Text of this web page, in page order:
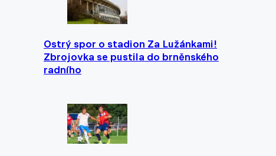
Ostrý spor o stadion Za Lužánkami!
Zbrojovka se pustila do brněnského
radního